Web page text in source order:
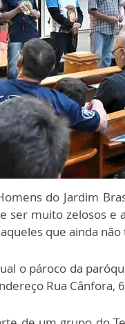
do Jardim
ser muito zelosos e
que ainda
o pároco da
Rua Cânfora,